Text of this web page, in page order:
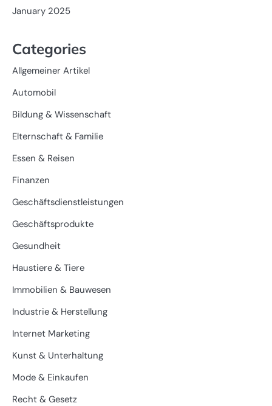
January 2025
Categories
Allgemeiner Artikel
Automobil
Bildung & Wissenschaft
Elternschaft & Familie
Essen & Reisen
Finanzen
Geschäftsdienstleistungen
Geschäftsprodukte
Gesundheit
Haustiere & Tiere
Immobilien & Bauwesen
Industrie & Herstellung
Internet Marketing
Kunst & Unterhaltung
Mode & Einkaufen
Recht & Gesetz